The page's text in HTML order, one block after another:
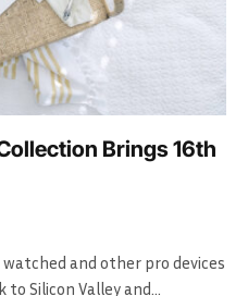
Brings 16th
and other pro devices
Silicon Valley and…